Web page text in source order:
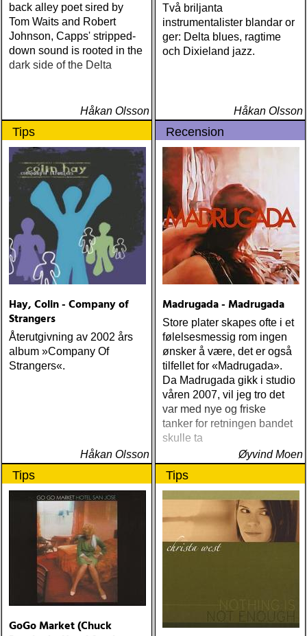
back alley poet sired by
Tom Waits and Robert
Johnson, Capps' stripped-
down sound is rooted in the
dark side of the Delta
Håkan Olsson
Två briljanta
instrumentalister blandar or
ger: Delta blues, ragtime
och Dixieland jazz.
Håkan Olsson
Tips
Hay, Colin - Company of
Strangers
Återutgivning av 2002 års
album »Company Of
Strangers«.
Håkan Olsson
Recension
Madrugada - Madrugada
Store plater skapes ofte i et
følelsesmessig rom ingen
ønsker å være, det er også
tilfellet for «Madrugada».
Da Madrugada gikk i studio
våren 2007, vil jeg tro det
var med nye og friske
tanker for retningen bandet
skulle ta
Øyvind Moen
Tips
GoGo Market (Chuck
Tips